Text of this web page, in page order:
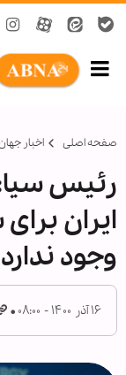
صفحه اصلی اخبار
رئیس
ایران
وجود ندارد
۱۶ آذر ۱۴۰۰ - ۰۸:۰۰